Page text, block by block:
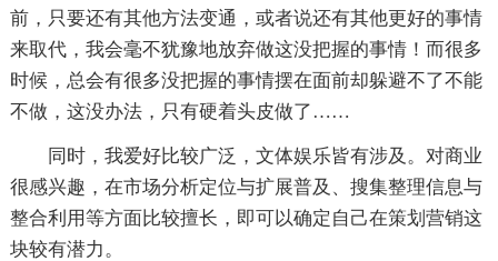
前，只要还有其他方法变通，或者说还有其他更好的事情
来取代，我会毫不犹豫地放弃做这没把握的事情！而很多
时候，总会有很多没把握的事情摆在面前却躲避不了不能
不做，这没办法，只有硬着头皮做了……
同时，我爱好比较广泛，文体娱乐皆有涉及。对商业
很感兴趣，在市场分析定位与扩展普及、搜集整理信息与
整合利用等方面比较擅长，即可以确定自己在策划营销这
块较有潜力。